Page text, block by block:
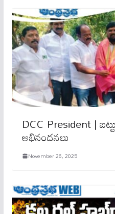
DCC President |
అభినందనలు
November 26, 2025